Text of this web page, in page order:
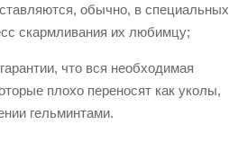
обычно, в специальных
скармливания их любимцу;
что вся необходимая
плохо переносят как уколы,
гельминтами.